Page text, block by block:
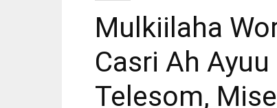
Mulkiilaha
Casri Ah
Telesom,